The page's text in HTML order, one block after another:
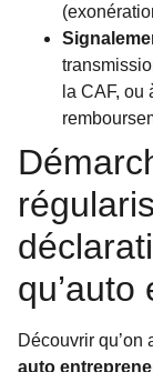
la CAF,
Découvrir qu’on
auto